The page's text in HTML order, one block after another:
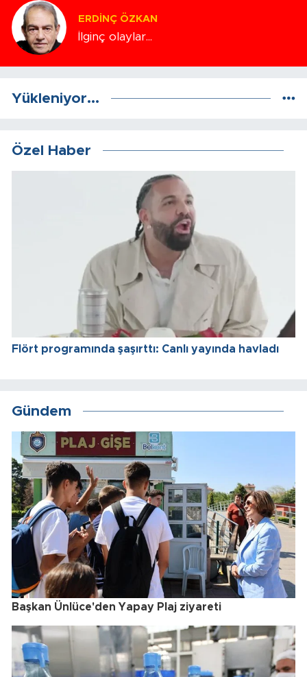
ERDINÇ ÖZKAN
İlginç olaylar...
Yükleniyor...
Özel Haber
Flört programında şaşırttı: Canlı yayında havladı
Gündem
Başkan Ünlüce'den Yapay Plaj ziyareti